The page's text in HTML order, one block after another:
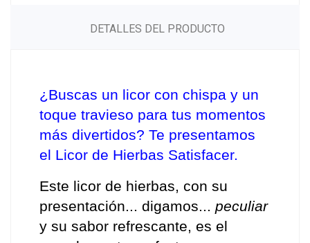
DETALLES DEL PRODUCTO
¿Buscas un licor con chispa y un
toque travieso para tus momentos
más divertidos? Te presentamos
el Licor de Hierbas Satisfacer.
Este licor de hierbas, con su
presentación... digamos... peculiar
y su sabor refrescante, es el